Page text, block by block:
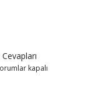
kapalı